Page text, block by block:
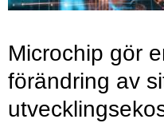
Microchip gör
förändring av